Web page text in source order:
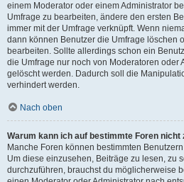
einem Moderator oder einem Administrator
Umfrage zu bearbeiten, ändere den ersten
immer mit der Umfrage verknüpft. Wenn
dann können Benutzer die Umfrage löschen
bearbeiten. Sollte allerdings schon ein
die Umfrage nur noch von Moderatoren oder
gelöscht werden. Dadurch soll die
verhindert werden.
Nach oben
Warum kann ich auf bestimmte Foren nicht
Manche Foren können bestimmten
Um diese einzusehen, Beiträge zu lesen, zu
durchzuführen, brauchst du möglicherweise